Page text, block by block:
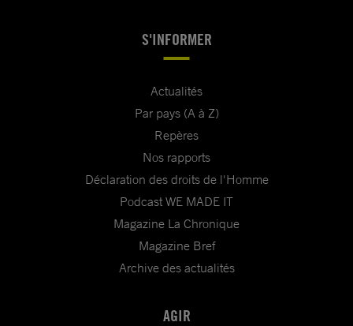
S'INFORMER
Actualités
Par pays (A à Z)
Repères
Nos rapports
Déclaration des droits de l'Homme
Podcast WE MADE IT
Magazine La Chronique
Magazine Bref
Archive des actualités
AGIR